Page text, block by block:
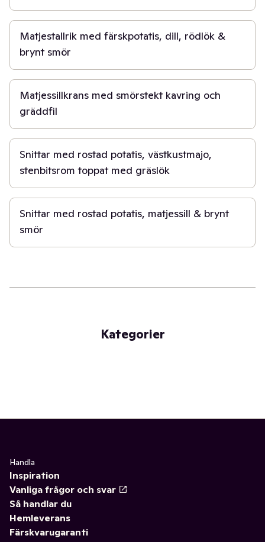
20 min
Matjestallrik med färskpotatis, dill, rödlök &
brynt smör
30 min
Matjessillkrans med smörstekt kavring och
gräddfil
30 min
Snittar med rostad potatis, västkustmajo,
stenbitsrom toppat med gräslök
30 min
Snittar med rostad potatis, matjessill & brynt
smör
Kategorier
Handla
Inspiration
Vanliga frågor och svar
Så handlar du
Hemleverans
Färskvarugaranti